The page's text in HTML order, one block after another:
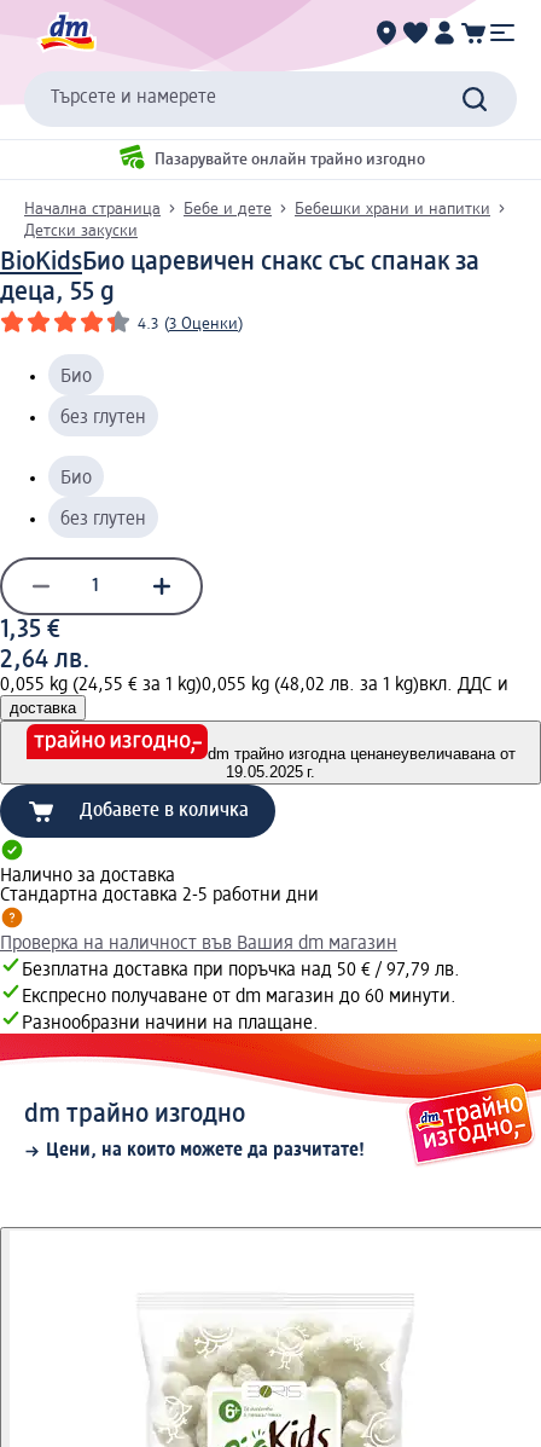
Търсете и намерете
Пазарувайте онлайн трайно изгодно
Начална страница Бебе и дете
Бебешки храни и напитки
Детски закуски
BioKidsБио царевичен снакс със спанак за
деца, 55 g
4.3 (3 Оценки)
Био
без глутен
Био
без глутен
1,35 €
2,64 лв.
0,055 kg (24,55 € за 1 kg)0,055 kg (48,02 лв. за 1 kg)вкл. ДДС и
доставка
dm трайно изгодна ценанеувеличавана от
19.05.2025 г.
Добавете в количка
Налично за доставка
Стандартна доставка 2-5 работни дни
Проверка на наличност във Вашия dm магазин
Безплатна доставка при поръчка над 50 € / 97,79 лв.
Експресно получаване от dm магазин до 60 минути.
Разнообразни начини на плащане.
dm трайно изгодно
Цени, на които можете да разчитате!